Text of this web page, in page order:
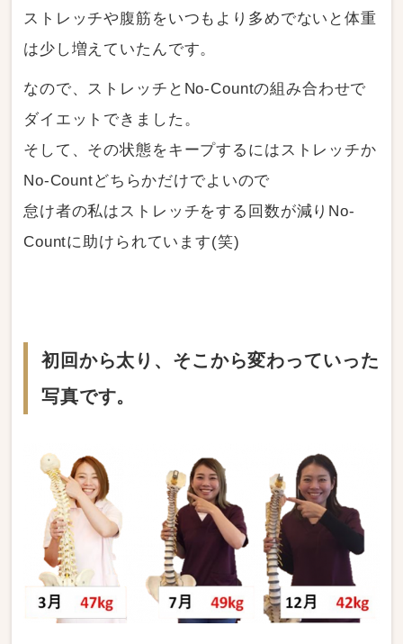
ストレッチや腹筋をいつもより多めでないと体重
は少し増えていたんです。
なので、ストレッチとNo-Countの組み合わせで
ダイエットできました。
そして、その状態をキープするにはストレッチか
No-Countどちらかだけでよいので
怠け者の私はストレッチをする回数が減りNo-
Countに助けられています(笑)
初回から太り、そこから変わっていった
写真です。